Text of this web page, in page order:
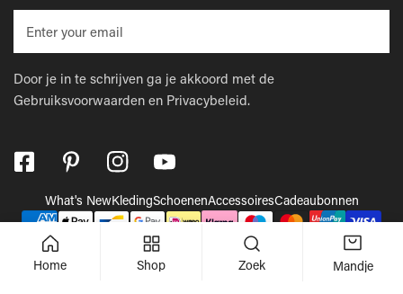
mail
Door je in te schrijven ga je akkoord met de
Gebruiksvoorwaarden en Privacybeleid.
© 2026, Powered by Shopify
What's NewKledingSchoenenAccessoiresCadeaubonnen
Betaalmethodes
Home Shop Zoek Mandje